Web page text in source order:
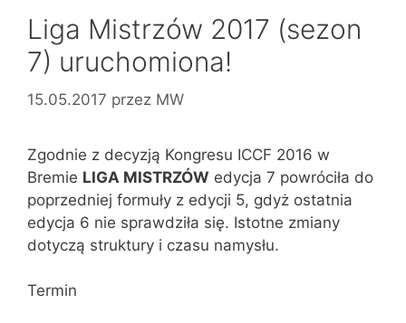
Liga Mistrzów 2017 (sezon
7) uruchomiona!
15.05.2017 przez MW
Zgodnie z decyzją Kongresu ICCF 2016 w
Bremie LIGA MISTRZÓW edycja 7 powróciła do
poprzedniej formuły z edycji 5, gdyż ostatnia
edycja 6 nie sprawdziła się. Istotne zmiany
dotyczą struktury i czasu namysłu.
Termin